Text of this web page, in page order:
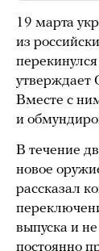
19 марта
из
утверждает
Вместе с
и
В течение
новое
рассказал
выпуска и
постоянно